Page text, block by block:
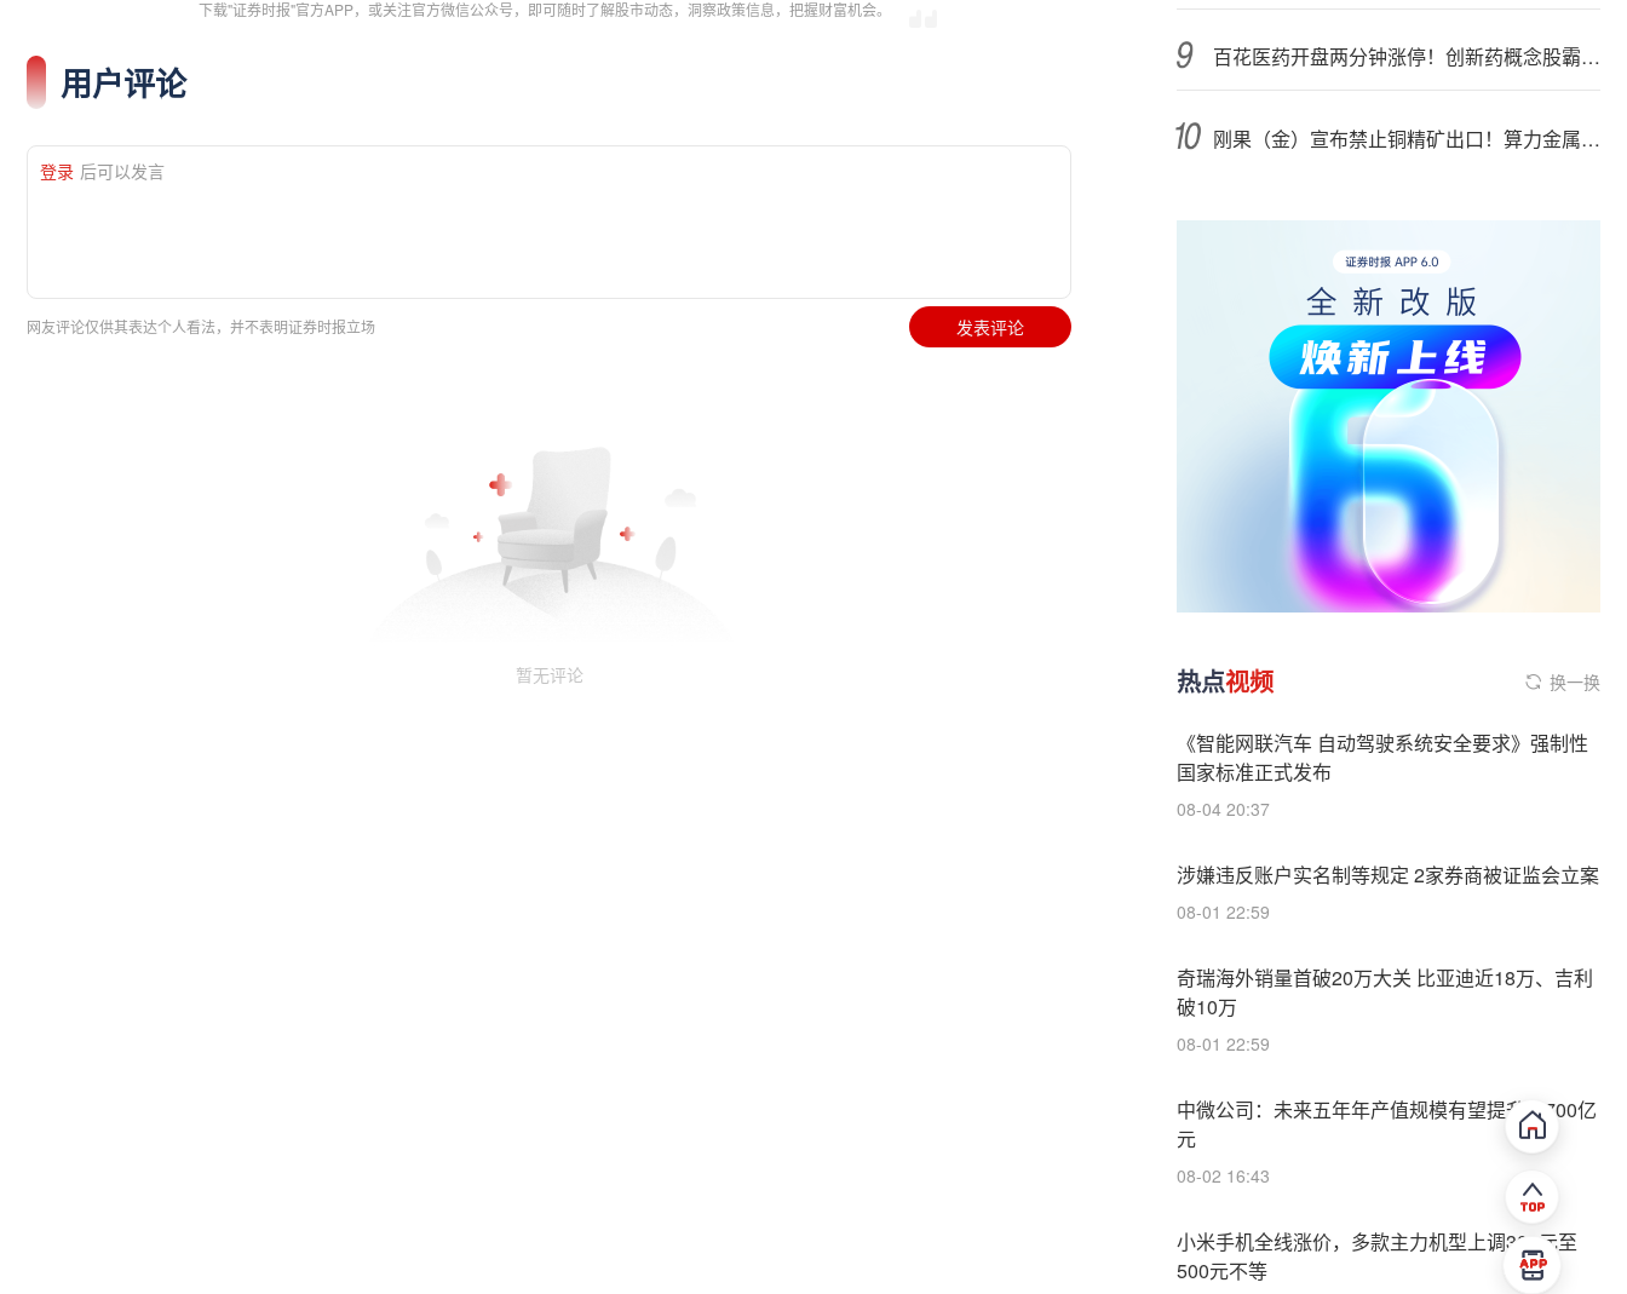
下载"证券时报"官方APP，或关注官方微信公众号，即可随时了解股市动态，洞察政策信息，把握财富机会。
用户评论
登录 后可以发言
网友评论仅供其表达个人看法，并不表明证券时报立场 发表评论
暂无评论
百花医药开盘两分钟涨停！创新药概念股霸屏，业绩预喜股来了
刚果（金）宣布禁止铜精矿出口！算力金属影响多大？
热点视频 换一换
《智能网联汽车 自动驾驶系统安全要求》强制性
国家标准正式发布
08-04 20:37
涉嫌违反账户实名制等规定 2家券商被证监会立案
08-01 22:59
奇瑞海外销量首破20万大关 比亚迪近18万、吉利
破10万
08-01 22:59
中微公司：未来五年年产值规模有望提升至700亿
元
08-02 16:43
小米手机全线涨价，多款主力机型上调300元至
500元不等